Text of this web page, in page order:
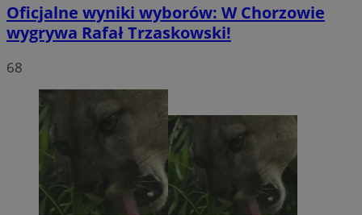
Oficjalne wyniki wyborów: W Chorzowie
wygrywa Rafał Trzaskowski!
68